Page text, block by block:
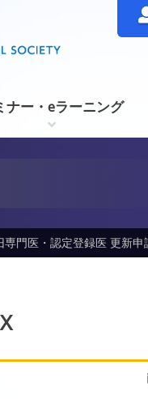
ナー・eラーニング
門医・認定登録医 更新申